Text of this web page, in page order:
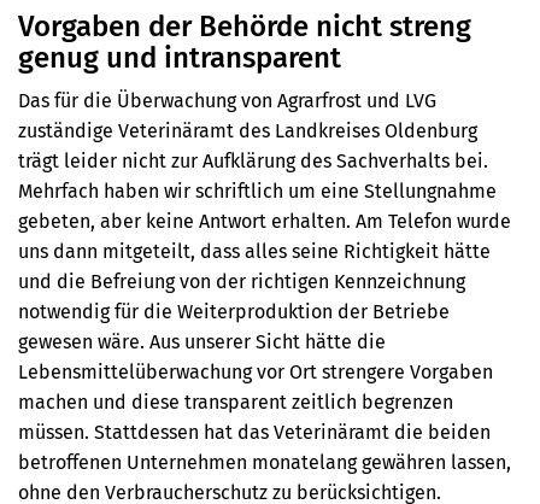
Vorgaben der Behörde nicht streng
genug und intransparent
Das für die Überwachung von Agrarfrost und LVG
zuständige Veterinäramt des Landkreises Oldenburg
trägt leider nicht zur Aufklärung des Sachverhalts bei.
Mehrfach haben wir schriftlich um eine Stellungnahme
gebeten, aber keine Antwort erhalten. Am Telefon wurde
uns dann mitgeteilt, dass alles seine Richtigkeit hätte
und die Befreiung von der richtigen Kennzeichnung
notwendig für die Weiterproduktion der Betriebe
gewesen wäre. Aus unserer Sicht hätte die
Lebensmittelüberwachung vor Ort strengere Vorgaben
machen und diese transparent zeitlich begrenzen
müssen. Stattdessen hat das Veterinäramt die beiden
betroffenen Unternehmen monatelang gewähren lassen,
ohne den Verbraucherschutz zu berücksichtigen.